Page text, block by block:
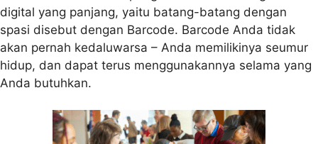
digital yang panjang, yaitu batang-batang dengan
spasi disebut dengan Barcode. Barcode Anda tidak
akan pernah kedaluwarsa – Anda memilikinya seumur
hidup, dan dapat terus menggunakannya selama yang
Anda butuhkan.